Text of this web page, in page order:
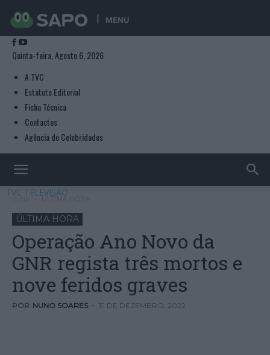
MENU
Quinta-feira, Agosto 6, 2026
A TVC
Estatuto Editorial
Ficha Técnica
Contactos
Agência de Celebridades
TVC TELEVISÃO
Início ÚLTIMA HORA
ÚLTIMA HORA
Operação Ano Novo da
GNR regista três mortos e
nove feridos graves
POR NUNO SOARES - 31 DE DEZEMBRO, 2022